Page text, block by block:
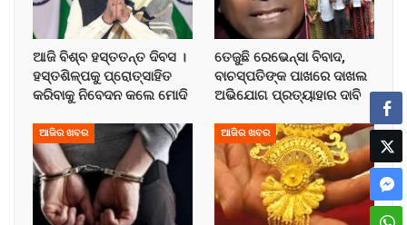
ଆଜି ବିଶ୍ବ ହସ୍ତତନ୍ତ ଦିବସ ।
ହସ୍ତଶିଳ୍ପକୁ ପ୍ରୋତ୍ସାହିତ
କରିବାକୁ ନିବେଦନ କଲେ ମୋଦି
ତେଜୁଛି ରେଭେନ୍ସା ବିବାଦ,
ବାଚସ୍ପତିଙ୍କ ପାଖରେ ଦାଖଲ
ଅଭିଯୋଗ ପ୍ରତ୍ୟାହାର ଦାବି
ଆଜିର ଖବର ଆଜିର ଖବର